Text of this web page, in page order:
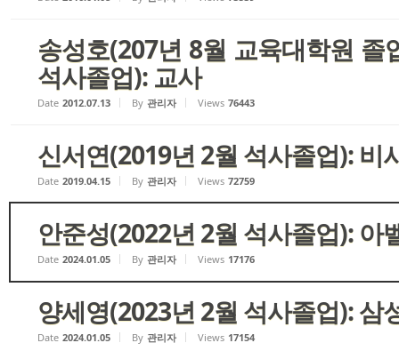
송성호(207년 8월 교육대학원 졸
석사졸업): 교사
Date 2012.07.13 By 관리자 Views 76443
신서연(2019년 2월 석사졸업): 비
Date 2019.04.15 By 관리자 Views 72759
안준성(2022년 2월 석사졸업): 아
Date 2024.01.05 By 관리자 Views 17176
양세영(2023년 2월 석사졸업): 삼
Date 2024.01.05 By 관리자 Views 17154